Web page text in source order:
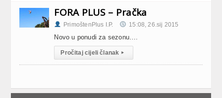
FORA PLUS – Pračka
PrimoštenPlus I.P. 15:08, 26.sij 2015
Novo u ponudi za sezonu….
Pročitaj cijeli članak ▸